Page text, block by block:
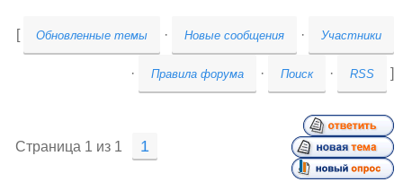
[ Обновленные темы · Новые сообщения · Участники
· Правила форума · Поиск · RSS ]
Страница 1 из 1 1